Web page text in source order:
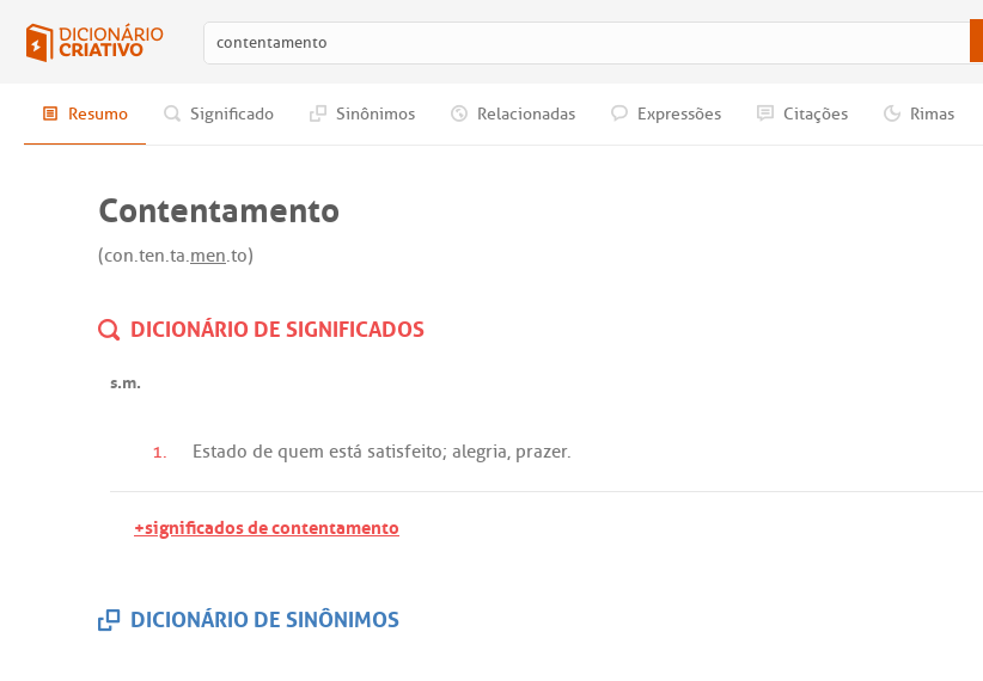
Resumo Significado Sinônimos Relacionadas Expressões Citações Rimas
Contentamento
(con.ten.ta.men.to)
DICIONÁRIO DE SIGNIFICADOS
s.m.
1. Estado de quem está satisfeito; alegria, prazer.
+significados de contentamento
DICIONÁRIO DE SINÔNIMOS